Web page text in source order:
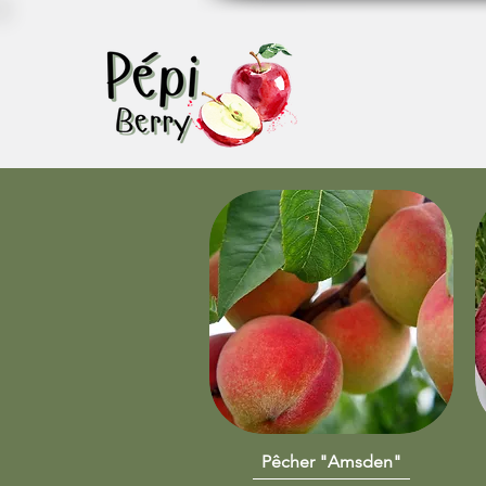
Aperçu rapide
Pêcher "Amsden"